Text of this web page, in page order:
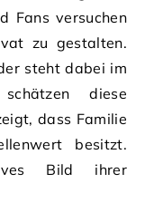
Fans versuchen
zu gestalten.
steht dabei im
diese
dass Familie
besitzt.
Bild ihrer